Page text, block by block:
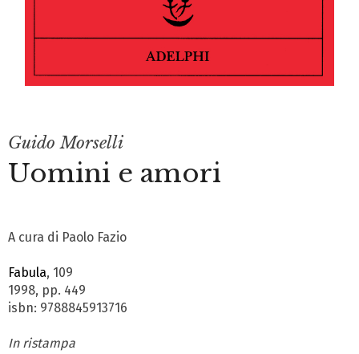
Guido Morselli
Uomini e amori
A cura di Paolo Fazio
Fabula, 109
1998, pp. 449
isbn: 9788845913716
In ristampa